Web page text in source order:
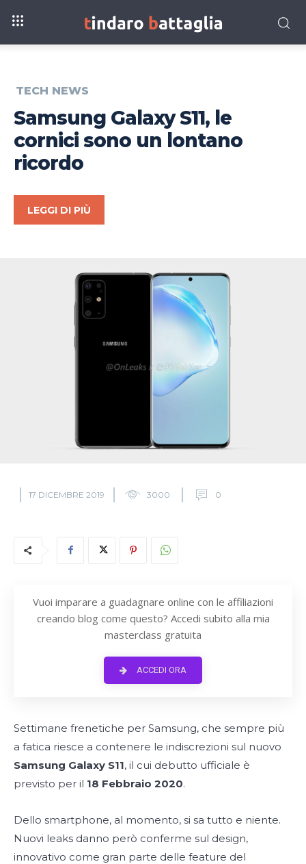
TECH NEWS
Samsung Galaxy S11, le
cornici sono un lontano
ricordo
LEGGI DI PIÙ
17 DICEMBRE 2019 3000 0
Vuoi imparare a guadagnare online con le affiliazioni
creando blog come questo? Accedi subito alla mia
masterclass gratuita
ACCEDI ORA
Settimane frenetiche per Samsung, che sempre più
a fatica riesce a contenere le indiscrezioni sul nuovo
Samsung Galaxy S11, il cui debutto ufficiale è
previsto per il 18 Febbraio 2020.
Dello smartphone, al momento, si sa tutto e niente.
Nuovi leaks danno però conferme sul design,
innovativo come gran parte delle feature del